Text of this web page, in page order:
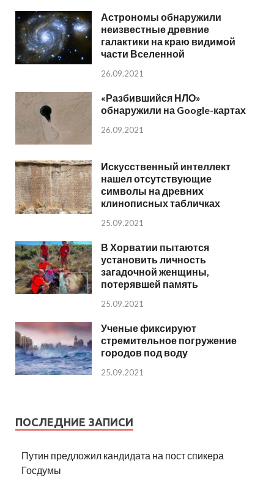
Астрономы обнаружили
неизвестные древние
галактики на краю видимой
части Вселенной
26.09.2021
«Разбившийся НЛО»
обнаружили на Google-картах
26.09.2021
Искусственный интеллект
нашел отсутствующие
символы на древних
клинописных табличках
25.09.2021
В Хорватии пытаются
установить личность
загадочной женщины,
потерявшей память
25.09.2021
Ученые фиксируют
стремительное погружение
городов под воду
25.09.2021
ПОСЛЕДНИЕ ЗАПИСИ
Путин предложил кандидата на пост спикера
Госдумы